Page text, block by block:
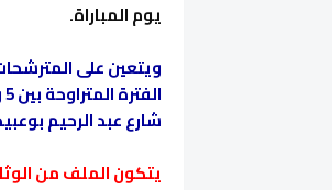
يوم المباراة.
ويتعين على
شارع عبد الرحيم
يتكون الملف من